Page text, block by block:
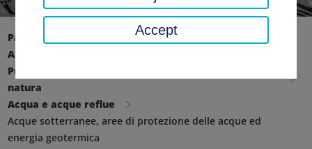
Pagina iniziale
Ambiente, tecnologia, protezione del clima
Protezione dell'ambiente e conservazione della
natura
Acqua e acque reflue
Acque sotterranee, aree di protezione delle acque ed
energia geotermica
Accept